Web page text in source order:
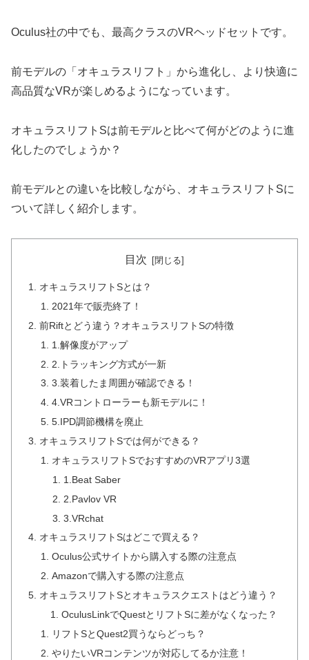
Oculus社の中でも、最高クラスのVRヘッドセットです。
前モデルの「オキュラスリフト」から進化し、より快適に
高品質なVRが楽しめるようになっています。
オキュラスリフトSは前モデルと比べて何がどのように進
化したのでしょうか？
前モデルとの違いを比較しながら、オキュラスリフトSに
ついて詳しく紹介します。
目次
オキュラスリフトSとは？
2021年で販売終了！
前Riftとどう違う？オキュラスリフトSの特徴
1.解像度がアップ
2.トラッキング方式が一新
3.装着したま周囲が確認できる！
4.VRコントローラーも新モデルに！
5.IPD調節機構を廃止
オキュラスリフトSでは何ができる？
オキュラスリフトSでおすすめのVRアプリ3選
1.Beat Saber
2.Pavlov VR
3.VRchat
オキュラスリフトSはどこで買える？
Oculus公式サイトから購入する際の注意点
Amazonで購入する際の注意点
オキュラスリフトSとオキュラスクエストはどう違う？
OculusLinkでQuestとリフトSに差がなくなった？
リフトSとQuest2買うならどっち？
やりたいVRコンテンツが対応してるか注意！